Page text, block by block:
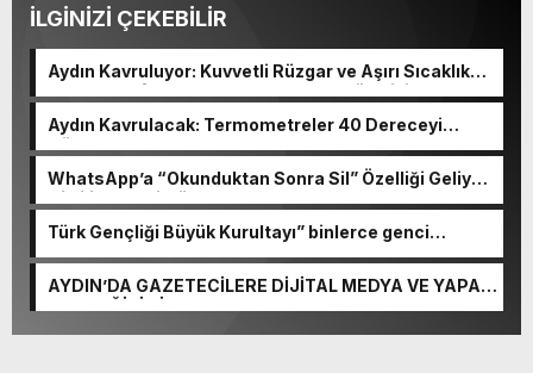
İLGİNİZİ ÇEKEBİLİR
Aydın Kavruluyor: Kuvvetli Rüzgar ve Aşırı Sıcaklık
Uyarısı! Hafta Sonu Sağanak Yağış Sürprizi
Aydın Kavrulacak: Termometreler 40 Dereceyi
Gösterecek!
WhatsApp’a “Okunduktan Sonra Sil” Özelliği Geliyor:
Gizlilikte Yeni Dönem
Türk Gençliği Büyük Kurultayı” binlerce genci
AYDIN’DA GAZETECİLERE DİJİTAL MEDYA VE YAPAY
ZEKA EĞİTİMİ